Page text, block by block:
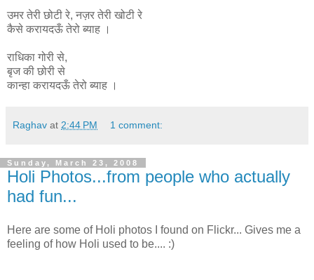
उमर तेरी छोटी रे, नज़र तेरी खोटी रे
कैसे करायदऊँ तेरो ब्याह ।
राधिका गोरी से,
बृज की छोरी से
कान्हा करायदऊँ तेरो ब्याह ।
Raghav at 2:44 PM 1 comment:
Sunday, March 23, 2008
Holi Photos...from people who actually
had fun...
Here are some of Holi photos I found on Flickr... Gives me a
feeling of how Holi used to be.... :)